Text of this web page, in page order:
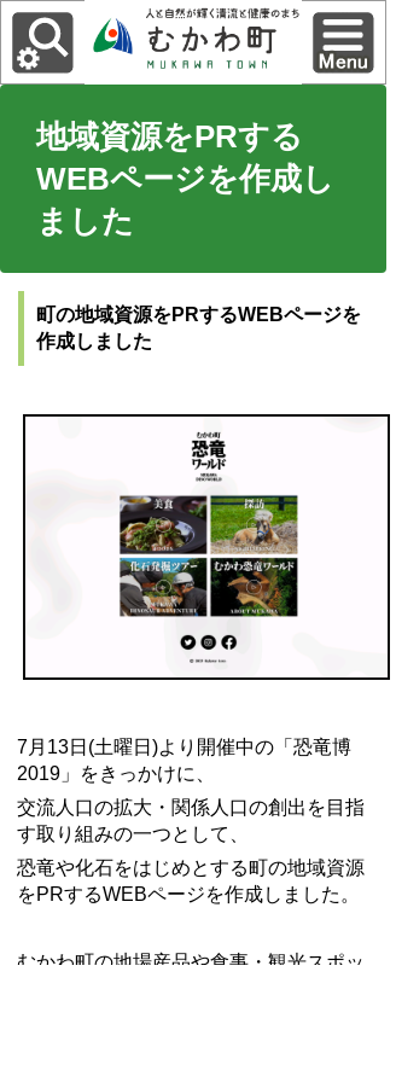
地域資源をPRする
WEBページを作成し
ました
町の地域資源をPRするWEBページを
作成しました
7月13日(土曜日)より開催中の「恐竜博
2019」をきっかけに、
交流人口の拡大・関係人口の創出を目指
す取り組みの一つとして、
恐竜や化石をはじめとする町の地域資源
をPRするWEBページを作成しました。
むかわ町の地場産品や食事・観光スポッ